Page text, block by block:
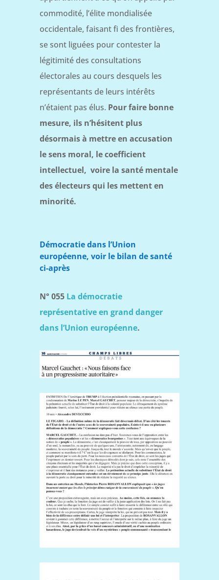
commodité, l’élite mondialisée
occidentale, faisant fi des frontières,
se sont liguées pour contester la
légitimité des consultations
électorales au cours desquels les
représentants de leurs intérêts
n’étaient pas élus. Pour faire bonne
mesure, ils n’hésitent plus
désormais à mettre en accusation
le sens moral, le coefficient
intellectuel, voire la santé mentale
des électeurs qui les mettent en
minorité.
Démocratie dans l’Union
européenne, voir le bilan de santé
ci-après
N° 055 La démocratie
représentative en grand danger
dans l’Union européenne.